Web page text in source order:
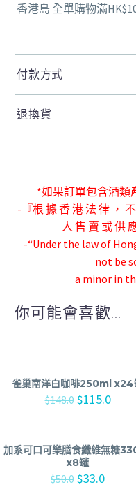
香港島 全單購物滿
付款方式
退換貨
*如果訂單包含酒類
-『根 據 香 港 法 律 ，
人 售 賣 或 供
-“Under the law of
not be
a minor in
你可能會喜歡...
雀巢南洋白咖啡250ml x24
$148.0 $115.0
加系可口可樂膳食纖維無糖
x8罐
$50.0 $33.0